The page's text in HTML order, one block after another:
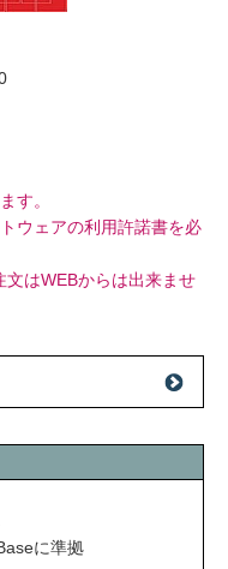
す。
ウェアの利用許諾書を必
はWEBからは出来ませ
に準拠